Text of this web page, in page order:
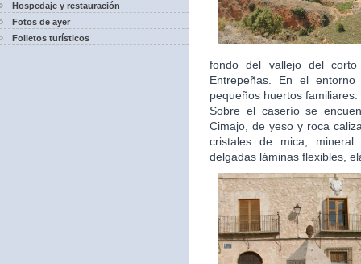
Hospedaje y restauración
Fotos de ayer
Folletos turísticos
fondo del vallejo del
Entrepeñas. En el
pequeños huertos familiares.
Sobre el caserío se
Cimajo, de yeso y roca
cristales de mica,
delgadas láminas flexibles,